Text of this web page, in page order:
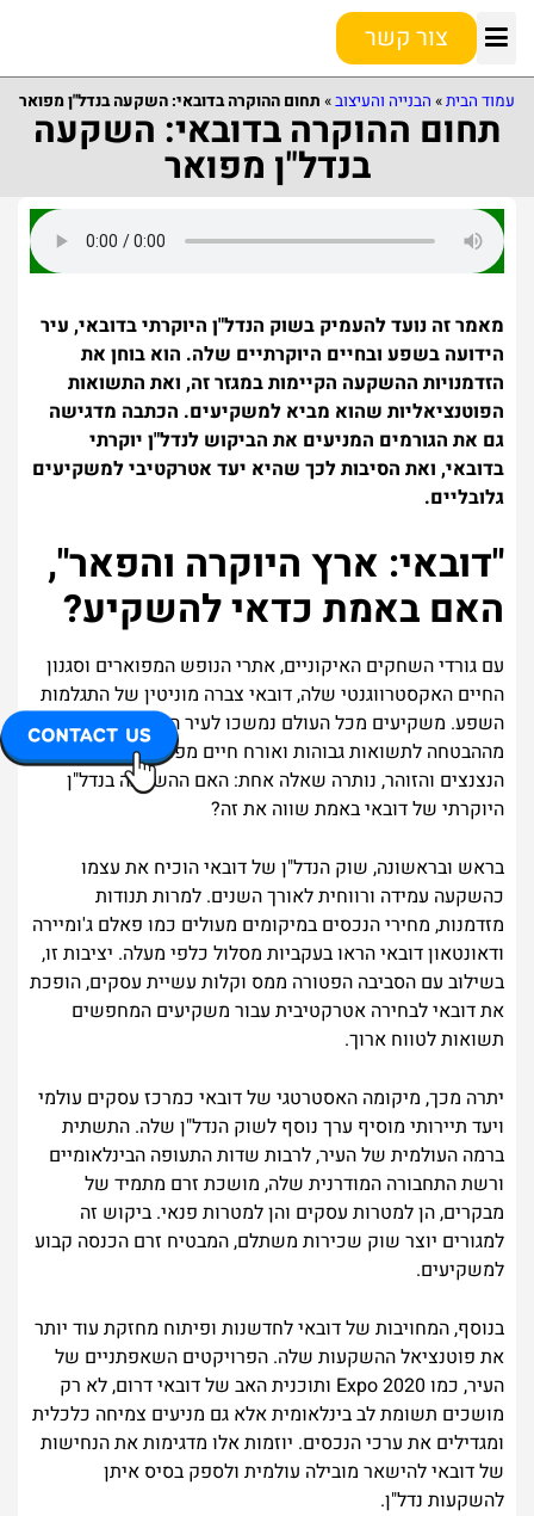
צור קשר
עמוד הבית» הבנייה והעיצוב» תחום ההוקרה בדובאי: השקעה בנדל"ן מפואר
תחום ההוקרה בדובאי: השקעה
בנדל"ן מפואר
מאמר זה נועד להעמיק בשוק הנדל"ן היוקרתי בדובאי, עיר
הידועה בשפע ובחיים היוקרתיים שלה. הוא בוחן את
הזדמנויות ההשקעה הקיימות במגזר זה, ואת התשואות
הפוטנציאליות שהוא מביא למשקיעים. הכתבה מדגישה
גם את הגורמים המניעים את הביקוש לנדל"ן יוקרתי
בדובאי, ואת הסיבות לכך שהיא יעד אטרקטיבי למשקיעים
גלובליים.
"דובאי: ארץ היוקרה והפאר",
האם באמת כדאי להשקיע?
עם גורדי השחקים האיקוניים, אתרי הנופש המפוארים וסגנון
החיים האקסטרווגנטי שלה, דובאי צברה מוניטין של התגלמות
השפע. משקיעים מכל העולם נמשכו לעיר הזו, התפתו
מההבטחה לתשואות גבוהות ואורח חיים מפואר. אבל בין כל
הנצנצים והזוהר, נותרה שאלה אחת: האם ההשקעה בנדל"ן
היוקרתי של דובאי באמת שווה את זה?
בראש ובראשונה, שוק הנדל"ן של דובאי הוכיח את עצמו
כהשקעה עמידה ורווחית לאורך השנים. למרות תנודות
מזדמנות, מחירי הנכסים במיקומים מעולים כמו פאלם ג'ומיירה
ודאונטאון דובאי הראו בעקביות מסלול כלפי מעלה. יציבות זו,
בשילוב עם הסביבה הפטורה ממס וקלות עשיית עסקים, הופכת
את דובאי לבחירה אטרקטיבית עבור משקיעים המחפשים
תשואות לטווח ארוך.
יתרה מכך, מיקומה האסטרטגי של דובאי כמרכז עסקים עולמי
ויעד תיירותי מוסיף ערך נוסף לשוק הנדל"ן שלה. התשתית
ברמה העולמית של העיר, לרבות שדות התעופה הבינלאומיים
ורשת התחבורה המודרנית שלה, מושכת זרם מתמיד של
מבקרים, הן למטרות עסקים והן למטרות פנאי. ביקוש זה
למגורים יוצר שוק שכירות משתלם, המבטיח זרם הכנסה קבוע
למשקיעים.
בנוסף, המחויבות של דובאי לחדשנות ופיתוח מחזקת עוד יותר
את פוטנציאל ההשקעות שלה. הפרויקטים השאפתניים של
העיר, כמו Expo 2020 ותוכנית האב של דובאי דרום, לא רק
מושכים תשומת לב בינלאומית אלא גם מניעים צמיחה כלכלית
ומגדילים את ערכי הנכסים. יוזמות אלו מדגימות את הנחישות
של דובאי להישאר מובילה עולמית ולספק בסיס איתן
להשקעות נדל"ן.